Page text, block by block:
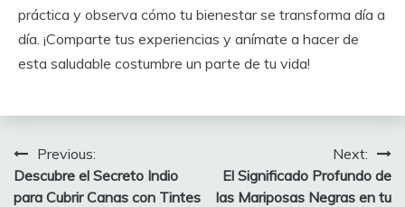
práctica y observa cómo tu bienestar se transforma día a
día. ¡Comparte tus experiencias y anímate a hacer de
esta saludable costumbre un parte de tu vida!
Post
navigation
Previous:
Descubre el Secreto Indio
para Cubrir Canas con Tintes
Next:
El Significado Profundo de
las Mariposas Negras en tu